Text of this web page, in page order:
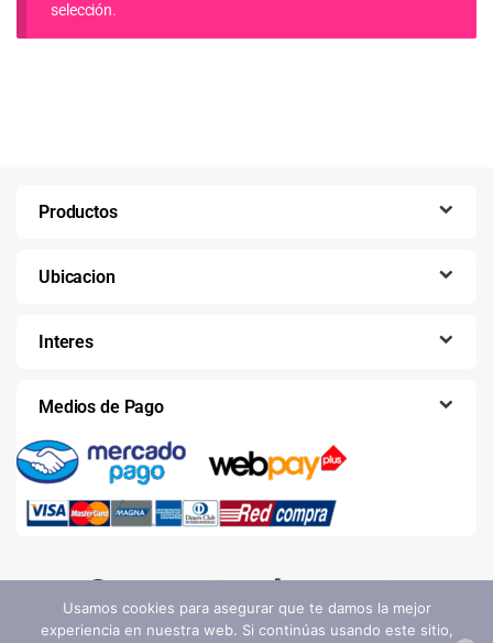
selección.
Productos
Ubicacion
Interes
Medios de Pago
Usamos cookies para asegurar que te damos la mejor
experiencia en nuestra web. Si continúas usando este sitio,